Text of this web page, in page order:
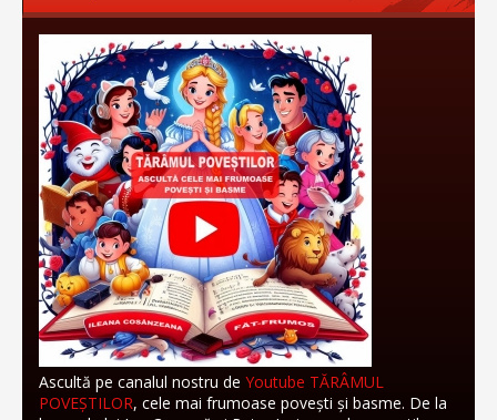
Ascultă pe canalul nostru de Youtube TĂRÂMUL
POVEȘTILOR, cele mai frumoase povești și basme. De la